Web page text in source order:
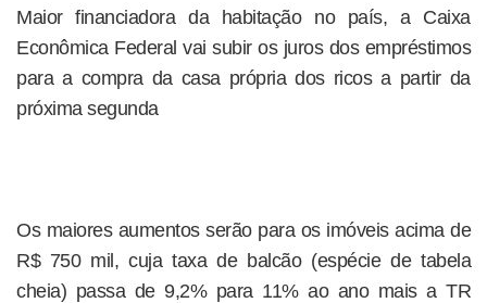
Maior financiadora da habitação no país, a Caixa
Econômica Federal vai subir os juros dos empréstimos
para a compra da casa própria dos ricos a partir da
próxima segunda
Os maiores aumentos serão para os imóveis acima de
R$ 750 mil, cuja taxa de balcão (espécie de tabela
cheia) passa de 9,2% para 11% ao ano mais a TR